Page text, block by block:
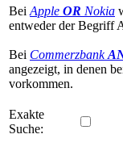
Bei Apple OR Nokia
entweder der Begriff
Bei Commerzbank
angezeigt, in denen
vorkommen.
Exakte
Suche: